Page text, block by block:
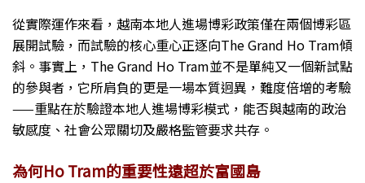
從實際運作來看，越南本地人進場博彩政策僅在兩個博彩區
展開試驗，而試驗的核心重心正逐向The Grand Ho Tram傾
斜。事實上，The Grand Ho Tram並不是單純又一個新試點
的參與者，它所肩負的更是一場本質迥異，難度倍增的考驗
——重點在於驗證本地人進場博彩模式，能否與越南的政治
敏感度、社會公眾關切及嚴格監管要求共存。
為何Ho Tram的重要性遠超於富國島